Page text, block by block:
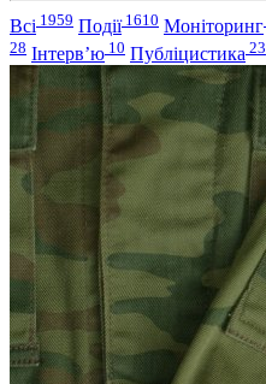
Всі 1959 Події1610 Моніторинг
28 Інтерв’ю 10 Публіцистика 23